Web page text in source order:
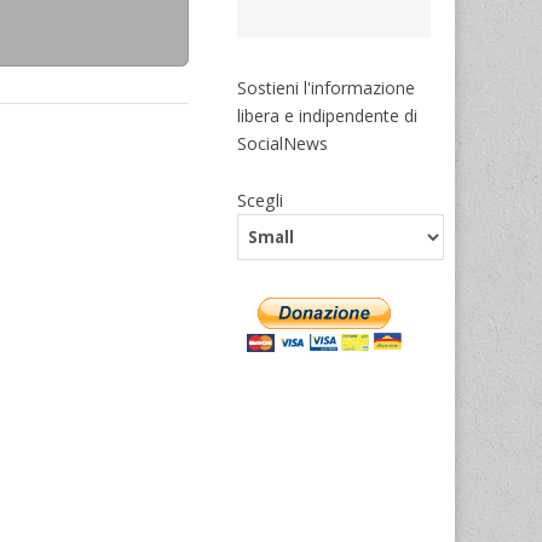
Sostieni l'informazione
libera e indipendente di
SocialNews
Scegli